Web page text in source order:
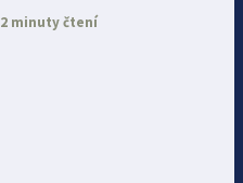
2 minuty čtení